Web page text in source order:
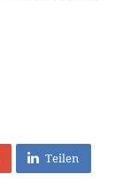
Teilen